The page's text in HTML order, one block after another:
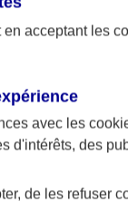
en acceptant les
avec les
d'intérêts, des
de les refuser